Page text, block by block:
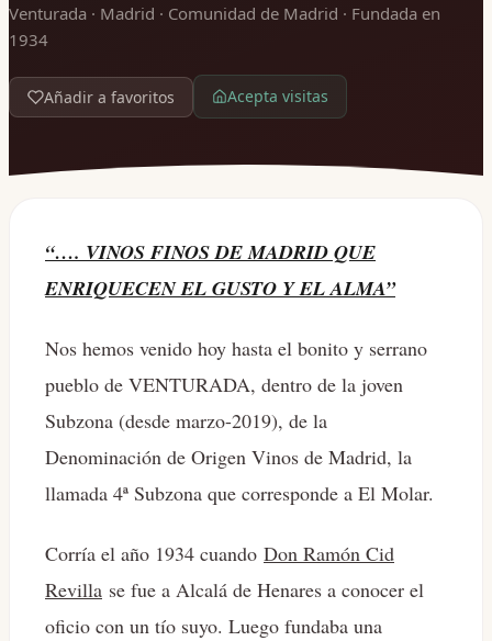
Venturada · Madrid · Comunidad de Madrid · Fundada en
1934
Añadir a favoritos Acepta visitas
“…. VINOS FINOS DE MADRID QUE
ENRIQUECEN EL GUSTO Y EL ALMA”
Nos hemos venido hoy hasta el bonito y serrano
pueblo de VENTURADA, dentro de la joven
Subzona (desde marzo-2019), de la
Denominación de Origen Vinos de Madrid, la
llamada 4ª Subzona que corresponde a El Molar.
Corría el año 1934 cuando Don Ramón Cid
Revilla se fue a Alcalá de Henares a conocer el
oficio con un tío suyo. Luego fundaba una